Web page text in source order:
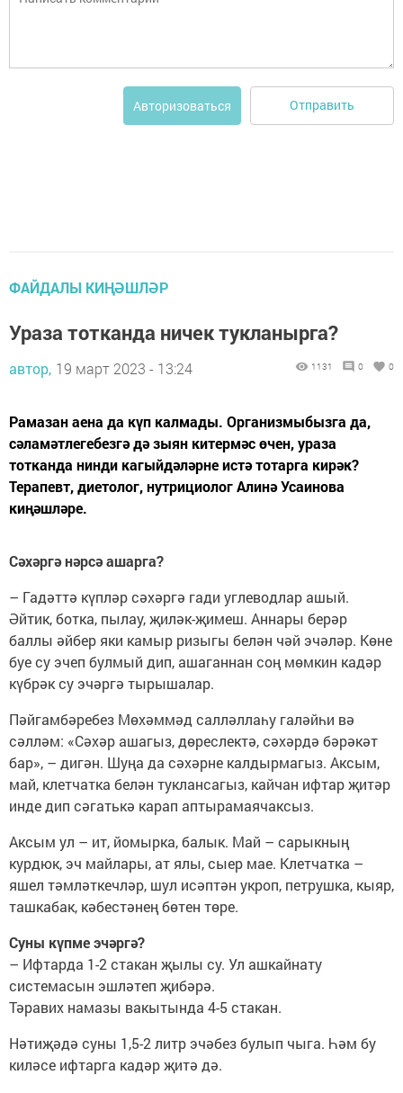
Авторизоваться Отправить
ФАЙДАЛЫ КИҢӘШЛӘР
Ураза тотканда ничек тукланырга?
автор, 19 март 2023 - 13:24 1131 0 0
Рамазан аена да күп калмады. Организмыбызга да,
сәламәтлегебезгә дә зыян китермәс өчен, ураза
тотканда нинди кагыйдәләрне истә тотарга кирәк?
Терапевт, диетолог, нутрициолог Алинә Усаинова
киңәшләре.
Сәхәргә нәрсә ашарга?
– Гадәттә күпләр сәхәргә гади углеводлар ашый.
Әйтик, ботка, пылау, җиләк-җимеш. Аннары берәр
баллы әйбер яки камыр ризыгы белән чәй эчәләр. Көне
буе су эчеп булмый дип, ашаганнан соң мөмкин кадәр
күбрәк су эчәргә тырышалар.
Пәйгамбәребез Мөхәммәд салләллаһу галәйһи вә
сәлләм: «Сәхәр ашагыз, дөреслектә, сәхәрдә бәрәкәт
бар», – дигән. Шуңа да сәхәрне калдырмагыз. Аксым,
май, клетчатка белән туклансагыз, кайчан ифтар җитәр
инде дип сәгатькә карап аптырамаячаксыз.
Аксым ул – ит, йомырка, балык. Май – сарыкның
курдюк, эч майлары, ат ялы, сыер мае. Клетчатка –
яшел тәмләткечләр, шул исәптән укроп, петрушка, кыяр,
ташкабак, кәбестәнең бөтен төре.
Суны күпме эчәргә?
– Ифтарда 1-2 стакан җылы су. Ул ашкайнату
системасын эшләтеп җибәрә.
Тәравих намазы вакытында 4-5 стакан.
Нәтиҗәдә суны 1,5-2 литр эчәбез булып чыга. Һәм бу
киләсе ифтарга кадәр җитә дә.